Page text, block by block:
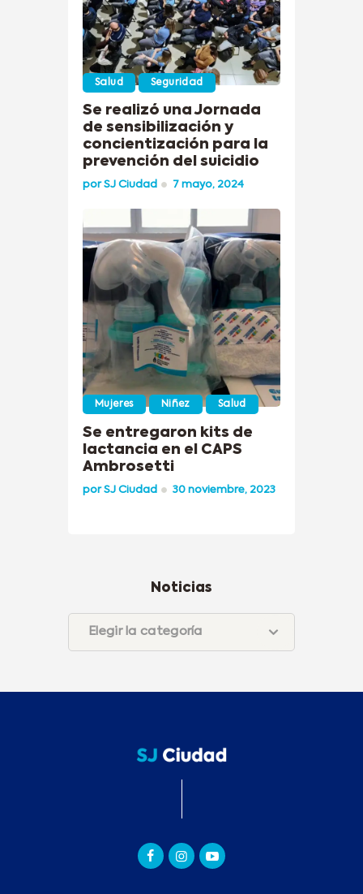
Salud Seguridad
Se realizó una Jornada
de sensibilización y
concientización para la
prevención del suicidio
porSJ Ciudad 7 mayo, 2024
Mujeres Niñez Salud
Se entregaron kits de
lactancia en el CAPS
Ambrosetti
porSJ Ciudad 30 noviembre, 2023
Noticias